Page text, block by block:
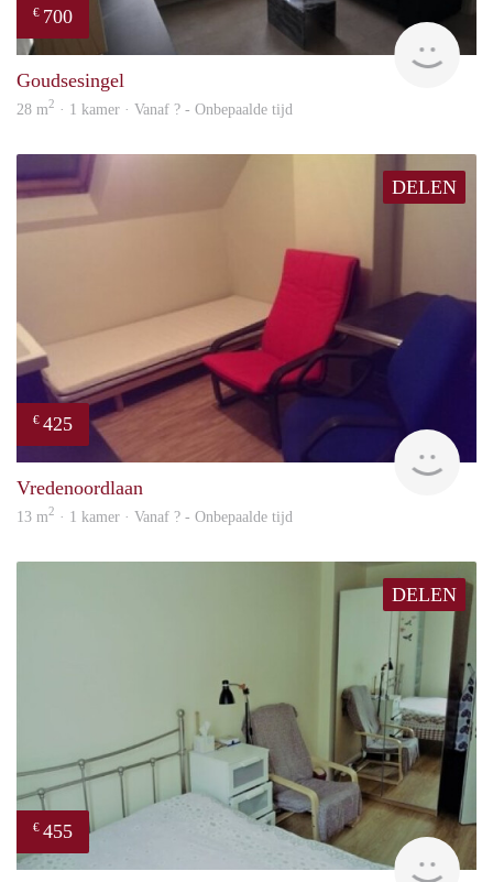
€ 700
Goudsesingel
28 m2 · 1 kamer · Vanaf ? - Onbepaalde tijd
DELEN
€ 425
Vredenoordlaan
13 m2 · 1 kamer · Vanaf ? - Onbepaalde tijd
DELEN
€ 455